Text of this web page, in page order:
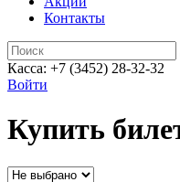
Контакты
Касса: +7 (3452) 28-32-32
Войти
Купить